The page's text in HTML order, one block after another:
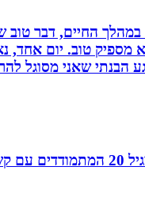
החיים, דבר
טוב. יום אחד,
הבנתי שאני מסוגל